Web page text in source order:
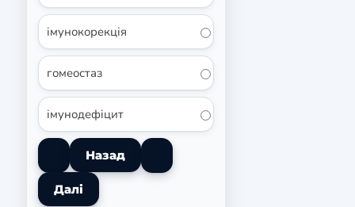
імунокорекція
гомеостаз
імунодефіцит